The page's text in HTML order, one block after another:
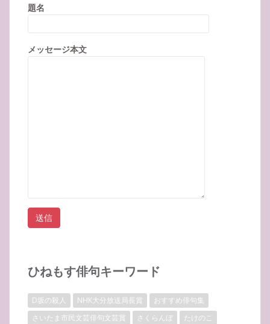
題名
メッセージ本文
ひねもす俳句キーワード
D坂の殺人 NHK大分放送局長賞
おすすめ俳句集
さいたま市民文芸俳句文芸賞
さくらんぼ
たけのこ